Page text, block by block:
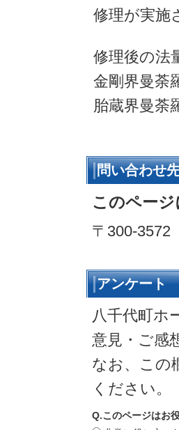
修理が実施
修理後の法
金剛界曼荼
胎蔵界曼荼
問い合わせ
このペー
〒300-
アンケート
八千代町ホ
意見・ご感
なお、この
ください。
Q.このページはお